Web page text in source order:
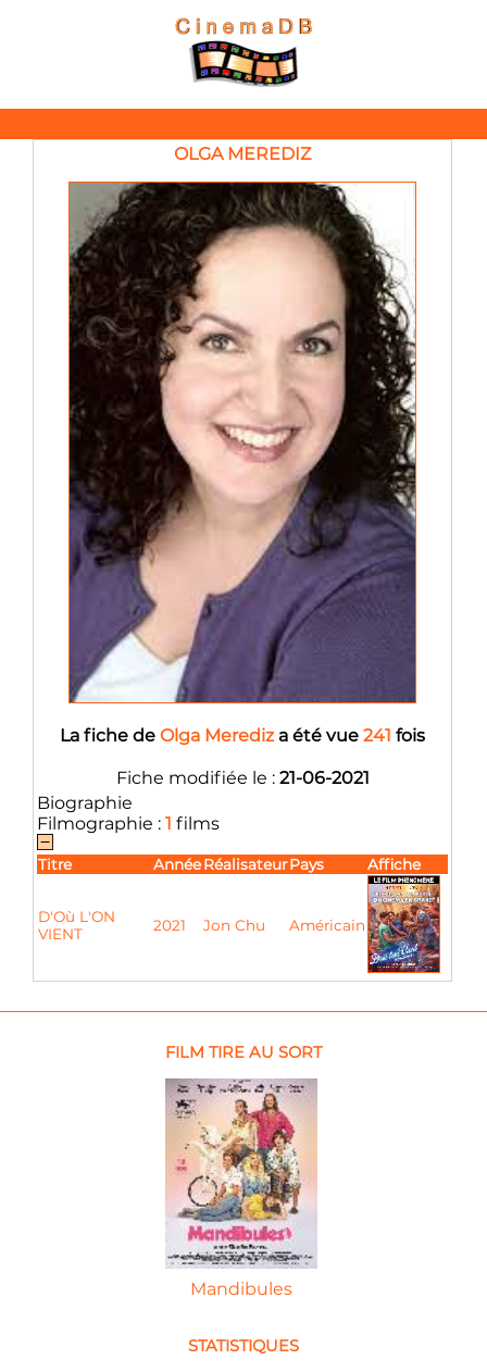
OLGA MEREDIZ
La fiche de Olga Merediza été vue 241 fois
Fiche modifiée le : 21-06-2021
Biographie
Filmographie : 1 films
Titre AnnéeRéalisateurPays Affiche
D'Où L'ON
VIENT
2021 Jon Chu Américain
FILM TIRE AU SORT
Mandibules
STATISTIQUES